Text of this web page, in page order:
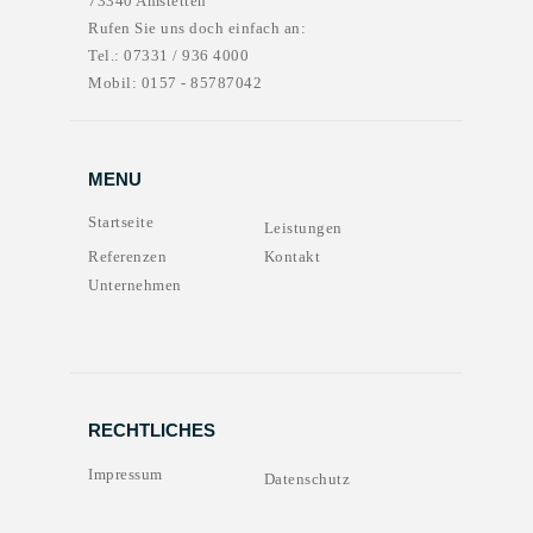
Rufen Sie uns doch einfach an:
Tel.: 07331 / 936 4000
Mobil: 0157 - 85787042
MENU
Startseite
Leistungen
Referenzen
Kontakt
Unternehmen
RECHTLICHES
Impressum Datenschutz